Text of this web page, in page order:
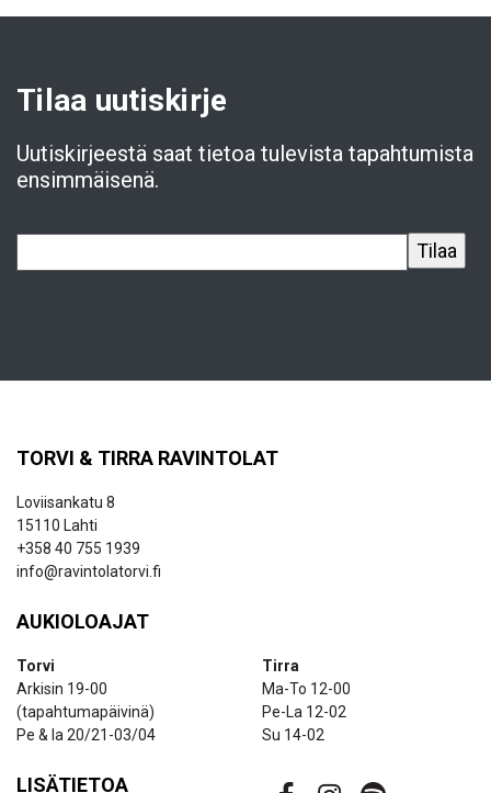
Tilaa uutiskirje
Uutiskirjeestä saat tietoa tulevista tapahtumista
ensimmäisenä.
TORVI & TIRRA RAVINTOLAT
Loviisankatu 8
15110 Lahti
+358 40 755 1939
info@ravintolatorvi.fi
AUKIOLOAJAT
Torvi
Arkisin 19-00
(tapahtumapäivinä)
Pe & la 20/21-03/04
Tirra
Ma-To 12-00
Pe-La 12-02
Su 14-02
LISÄTIETOA